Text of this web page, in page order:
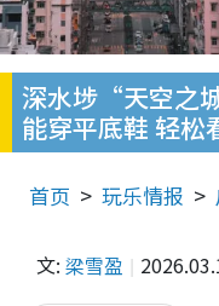
深水埗“天空之
能穿平底鞋 轻松
首页 玩乐情报
文: 梁雪盈